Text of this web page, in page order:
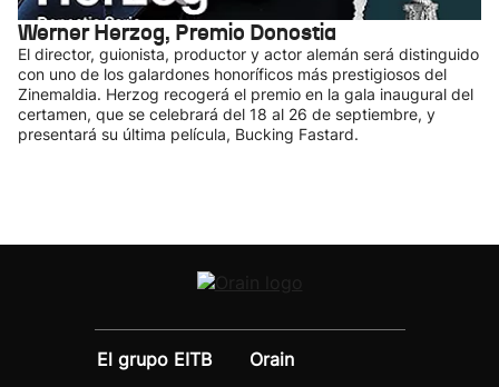
Werner Herzog, Premio Donostia
El director, guionista, productor y actor alemán será distinguido
con uno de los galardones honoríficos más prestigiosos del
Zinemaldia. Herzog recogerá el premio en la gala inaugural del
certamen, que se celebrará del 18 al 26 de septiembre, y
presentará su última película, Bucking Fastard.
El grupo EITB
Orain